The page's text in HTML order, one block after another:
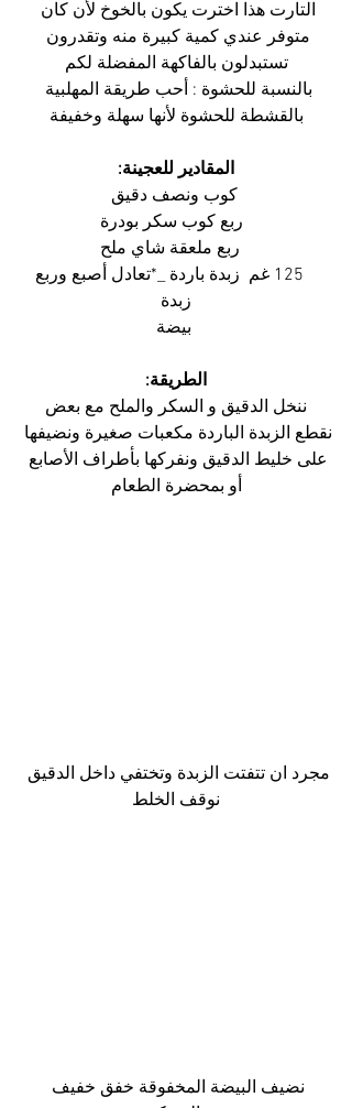
التارت هذا اخترت يكون بالخوخ لأن كان
متوفر عندي كمية كبيرة منه وتقدرون
تستبدلون بالفاكهة المفضلة لكم
بالنسبة للحشوة : أحب طريقة المهلبية
بالقشطة للحشوة لأنها سهلة وخفيفة
المقادير للعجينة:
كوب ونصف دقيق
ربع كوب سكر بودرة
ربع ملعقة شاي ملح
125 غم  زبدة باردة _*تعادل أصبع وربع
زبدة
بيضة
الطريقة:
ننخل الدقيق و السكر والملح مع بعض
نقطع الزبدة الباردة مكعبات صغيرة ونضيفها
على خليط الدقيق ونفركها بأطراف الأصابع
أو بمحضرة الطعام
مجرد ان تتفتت الزبدة وتختفي داخل الدقيق
نوقف الخلط
نضيف البيضة المخفوقة خفق خفيف